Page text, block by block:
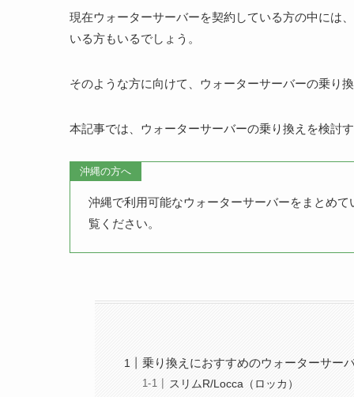
現在ウォーターサーバーを契約している方の中には
いる方もいるでしょう。
そのような方に向けて、ウォーターサーバーの乗り
本記事では、ウォーターサーバーの乗り換えを検討
沖縄の方へ
沖縄で利用可能なウォーターサーバーをまとめ
覧ください。
乗り換えにおすすめのウォーターサー
スリムR/Locca（ロッカ）